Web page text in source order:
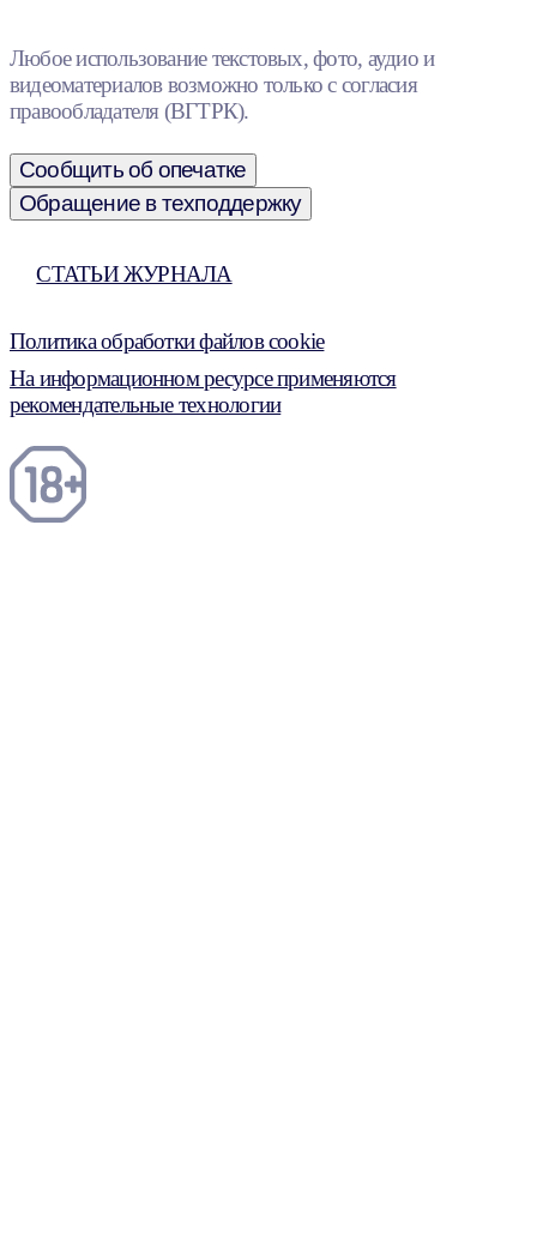
Любое использование текстовых, фото, аудио и
видеоматериалов возможно только с согласия
правообладателя (ВГТРК).
Сообщить об опечатке
Обращение в техподдержку
СТАТЬИ ЖУРНАЛА
Политика обработки файлов cookie
На информационном ресурсе применяются
рекомендательные технологии